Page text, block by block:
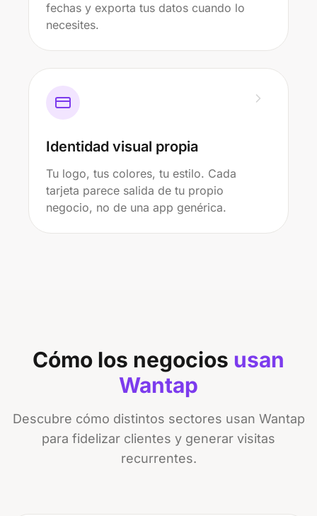
fechas y exporta tus datos cuando lo
necesites.
Identidad visual propia
Tu logo, tus colores, tu estilo. Cada
tarjeta parece salida de tu propio
negocio, no de una app genérica.
Cómo los negocios usan
Wantap
Descubre cómo distintos sectores usan Wantap
para fidelizar clientes y generar visitas
recurrentes.